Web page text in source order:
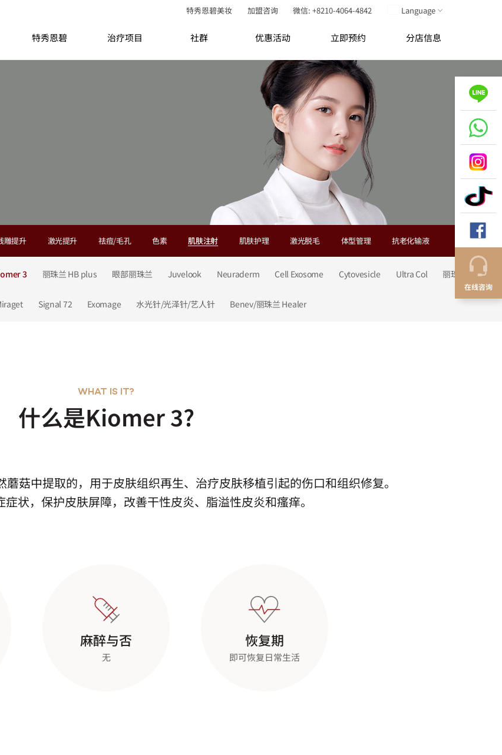
特秀恩碧美妆 加盟咨询 微信: +8210-4064-4842 Language
特秀恩碧 治疗项目 社群 优惠活动 立即预约 分店信息
雕提升 激光提升 祛痘/毛孔 色素 肌肤注射
3 丽珠兰 HB plus 眼部丽珠兰 Juvelook Neuraderm Cell Exosome Cytovesicle Ultra Col 丽珠兰 Healer
Signal 72 Exomage 水光针/光泽针/艺人针 Benev/丽珠兰 Healer
肌肤护理 激光脱毛 体型管理 抗老化输液
什么是Kiomer 3?
WHAT IS IT?
菇中提取的，用于皮肤组织再生、治疗皮肤移植引起的伤口和组织修复。
状，保护皮肤屏障，改善干性皮炎、脂溢性皮炎和瘙痒。
麻醉与否
无
恢复期
即可恢复日常生活
在线咨询